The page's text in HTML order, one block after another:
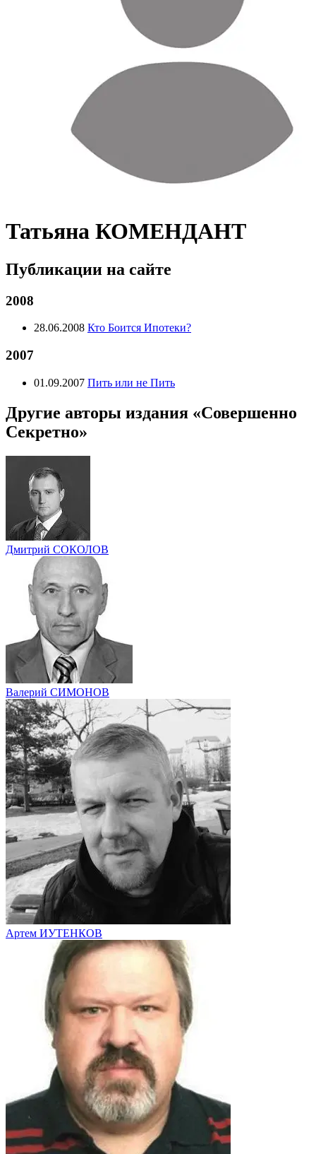
Татьяна КОМЕНДАНТ
Публикации на сайте
2008
28.06.2008 Кто Боится Ипотеки?
2007
01.09.2007 Пить или не Пить
Другие авторы издания «Совершенно
Секретно»
Дмитрий СОКОЛОВ
Валерий СИМОНОВ
Артем ИУТЕНКОВ